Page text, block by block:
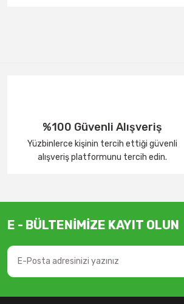
%100 Güvenli Alışveriş
Yüzbinlerce kişinin tercih ettiği güvenli
alışveriş platformunu tercih edin.
E - BÜLTENİMİZE KAYIT OLUN